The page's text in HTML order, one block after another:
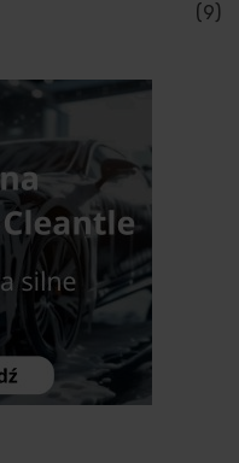
(9)